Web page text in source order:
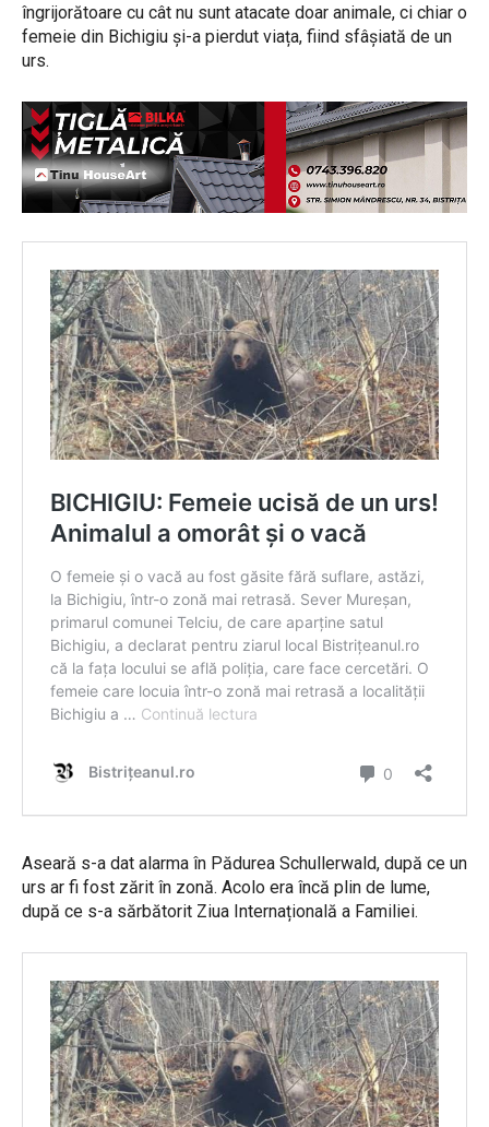
îngrijorătoare cu cât nu sunt atacate doar animale, ci chiar o
femeie din Bichigiu și-a pierdut viața, fiind sfâșiată de un
urs.
Aseară s-a dat alarma în Pădurea Schullerwald, după ce un
urs ar fi fost zărit în zonă. Acolo era încă plin de lume,
după ce s-a sărbătorit Ziua Internațională a Familiei.